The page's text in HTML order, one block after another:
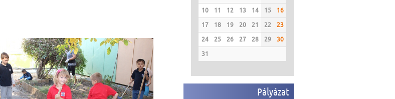
10
11 12 13 14 15
16
17
18 19 20 21 22
23
24
25 26 27 28 29
30
31
Pályázat